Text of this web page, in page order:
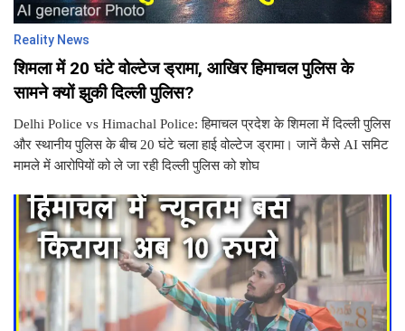
Reality News
शिमला में 20 घंटे वोल्टेज ड्रामा, आखिर हिमाचल पुलिस के
सामने क्यों झुकी दिल्ली पुलिस?
Delhi Police vs Himachal Police: हिमाचल प्रदेश के शिमला में दिल्ली पुलिस
और स्थानीय पुलिस के बीच 20 घंटे चला हाई वोल्टेज ड्रामा। जानें कैसे AI समिट
मामले में आरोपियों को ले जा रही दिल्ली पुलिस को शोघ